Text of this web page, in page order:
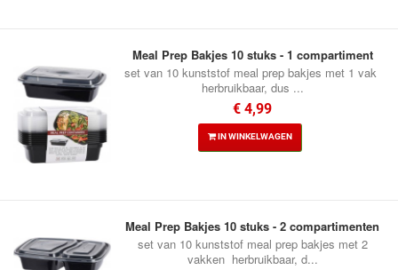
Meal Prep Bakjes 10 stuks - 1 compartiment
set van 10 kunststof meal prep bakjes met 1 vak
herbruikbaar, dus ...
€ 4,99
IN WINKELWAGEN
Meal Prep Bakjes 10 stuks - 2 compartimenten
set van 10 kunststof meal prep bakjes met 2
vakken herbruikbaar, d...